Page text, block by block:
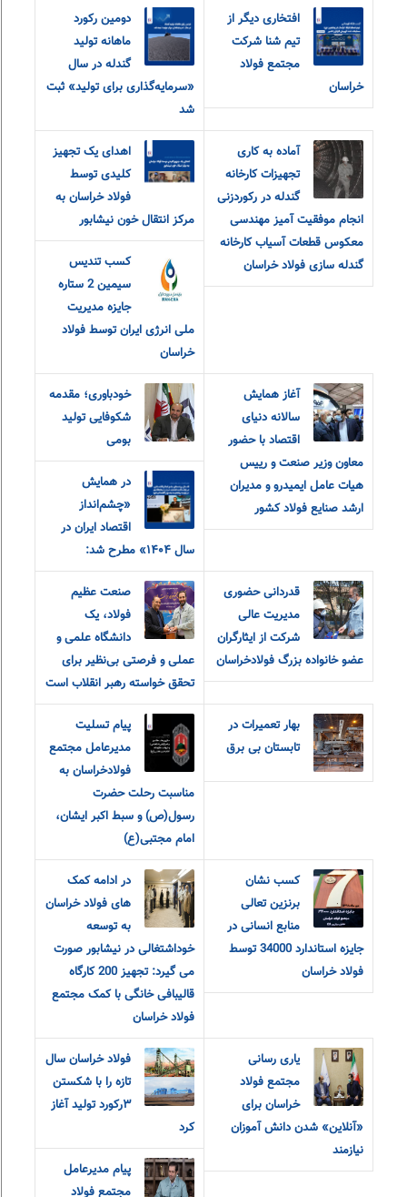
افتخاری دیگر از
تیم شنا شرکت
مجتمع فولاد
خراسان
دومین رکورد
ماهانه تولید
گندله در سال
«سرمایه‌گذاری برای تولید» ثبت
شد
آماده به کاری
تجهیزات کارخانه
گندله در رکوردزنی
انجام موفقیت آمیز مهندسی
معکوس قطعات آسیاب کارخانه
گندله سازی فولاد خراسان
اهدای یک تجهیز
کلیدی توسط
فولاد خراسان به
مرکز انتقال خون نیشابور
کسب تندیس
سیمین 2 ستاره
جایزه مدیریت
ملی انرژی ایران توسط فولاد
خراسان
آغاز همایش
سالانه دنیای
اقتصاد با حضور
معاون وزیر صنعت و رییس
هیات عامل ایمیدرو و مدیران
ارشد صنایع فولاد کشور
خودباوری؛ مقدمه
شکوفایی تولید
بومی
در همایش
«چشم‌انداز
اقتصاد ایران در
سال ۱۴۰۴» مطرح شد:
قدردانی حضوری
مدیریت عالی
شرکت از ایثارگران
عضو خانواده‌ بزرگ‌ فولادخراسان
صنعت عظیم
فولاد، یک
دانشگاه علمی و
عملی و فرصتی بی‌نظیر برای
تحقق خواسته رهبر انقلاب است
بهار تعمیرات در
تابستان بی برق
پیام‌ ‌تسلیت
مدیرعامل مجتمع
فولاد‌خراسان به
مناسبت رحلت حضرت
رسول(ص) و سبط اکبر ایشان،
امام مجتبی(ع)
کسب نشان
برنزین تعالی
منابع انسانی در
جایزه استاندارد 34000 توسط
فولاد خراسان
در ادامه کمک
های فولاد خراسان
به توسعه
خوداشتغالی در نیشابور صورت
می گیرد: تجهیز 200 کارگاه
قالیبافی خانگی با کمک مجتمع
فولاد خراسان
یاری رسانی
مجتمع فولاد
خراسان برای
«آنلاین» شدن دانش آموزان
نیازمند
فولاد خراسان سال
تازه را با شکستن
۳رکورد تولید آغاز
کرد
پیام مدیرعامل
مجتمع فولاد